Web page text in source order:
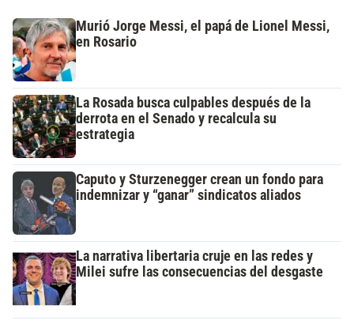
Murió Jorge Messi, el papá de Lionel Messi,
en Rosario
La Rosada busca culpables después de la
derrota en el Senado y recalcula su
estrategia
Caputo y Sturzenegger crean un fondo para
indemnizar y “ganar” sindicatos aliados
La narrativa libertaria cruje en las redes y
Milei sufre las consecuencias del desgaste